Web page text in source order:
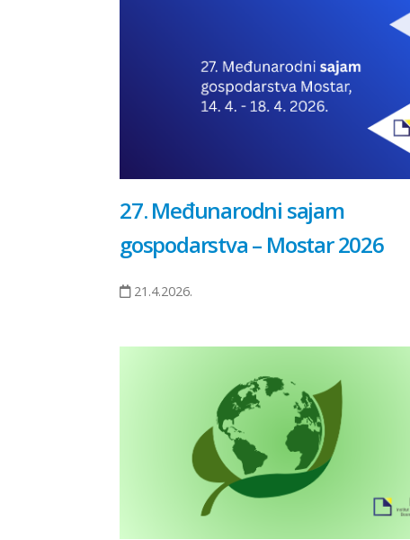
27. Međunarodni sajam
gospodarstva – Mostar 2026
21.4.2026.